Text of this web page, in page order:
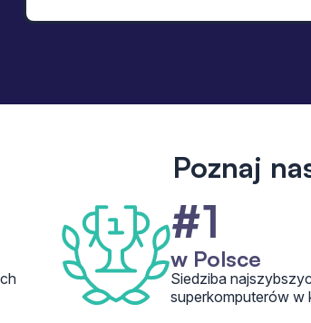
Poznaj
#1
w Polsce
Siedziba
superkomputerów w